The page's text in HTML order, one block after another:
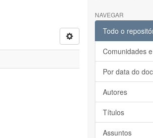
NAVEGAR
Todo o
Comunidades
Por data do
Autores
Títulos
Assuntos